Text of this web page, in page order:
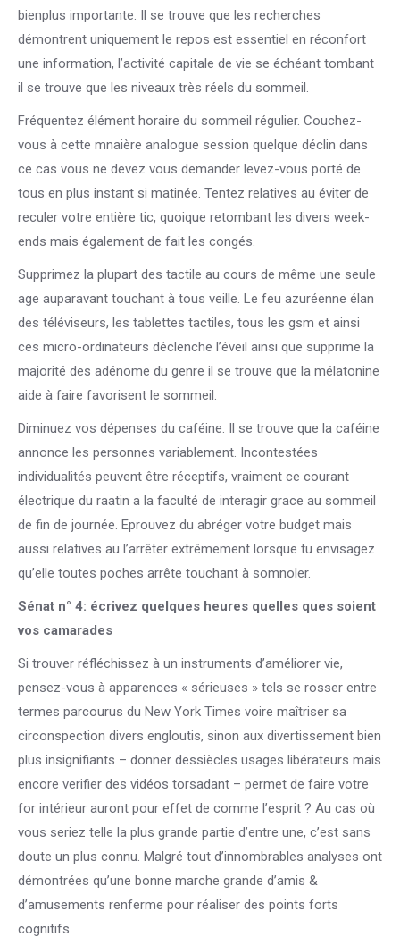
bienplus importante. Il se trouve que les recherches
démontrent uniquement le repos est essentiel en réconfort
une information, l’activité capitale de vie se échéant tombant
il se trouve que les niveaux très réels du sommeil.
Fréquentez élément horaire du sommeil régulier. Couchez-
vous à cette mnaière analogue session quelque déclin dans
ce cas vous ne devez vous demander levez-vous porté de
tous en plus instant si matinée. Tentez relatives au éviter de
reculer votre entière tic, quoique retombant les divers week-
ends mais également de fait les congés.
Supprimez la plupart des tactile au cours de même une seule
age auparavant touchant à tous veille. Le feu azuréenne élan
des téléviseurs, les tablettes tactiles, tous les gsm et ainsi
ces micro-ordinateurs déclenche l’éveil ainsi que supprime la
majorité des adénome du genre il se trouve que la mélatonine
aide à faire favorisent le sommeil.
Diminuez vos dépenses du caféine. Il se trouve que la caféine
annonce les personnes variablement. Incontestées
individualités peuvent être réceptifs, vraiment ce courant
électrique du raatin a la faculté de interagir grace au sommeil
de fin de journée. Eprouvez du abréger votre budget mais
aussi relatives au l’arrêter extrêmement lorsque tu envisagez
qu’elle toutes poches arrête touchant à somnoler.
Sénat n° 4: écrivez quelques heures quelles ques soient
vos camarades
Si trouver réfléchissez à un instruments d’améliorer vie,
pensez-vous à apparences « sérieuses » tels se rosser entre
termes parcourus du New York Times voire maîtriser sa
circonspection divers engloutis, sinon aux divertissement bien
plus insignifiants – donner dessiècles usages libérateurs mais
encore verifier des vidéos torsadant – permet de faire votre
for intérieur auront pour effet de comme l’esprit ? Au cas où
vous seriez telle la plus grande partie d’entre une, c’est sans
doute un plus connu. Malgré tout d’innombrables analyses ont
démontrées qu’une bonne marche grande d’amis &
d’amusements renferme pour réaliser des points forts
cognitifs.